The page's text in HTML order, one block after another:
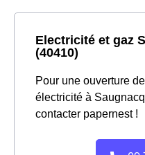
Electricité et gaz
(40410)
Pour une ouverture
électricité à
contacter papernest !